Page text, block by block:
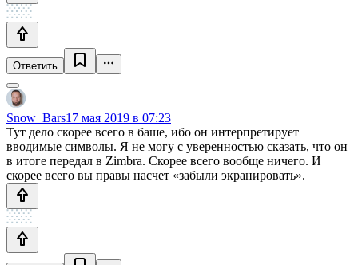
Ответить
Snow_Bars17 мая 2019 в 07:23
Тут дело скорее всего в баше, ибо он интерпретирует
вводимые символы. Я не могу с уверенностью сказать, что он
в итоге передал в Zimbra. Скорее всего вообще ничего. И
скорее всего вы правы насчет «забыли экранировать».